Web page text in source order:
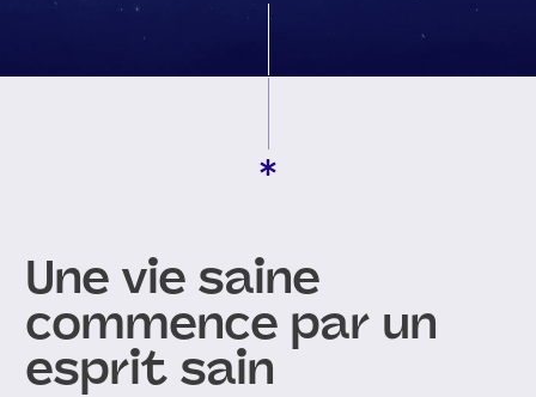
Une vie saine
commence par un
esprit sain